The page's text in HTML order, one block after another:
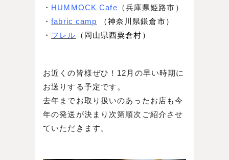
・ HUMMOCK Cafe （兵庫県姫路市）
・fabric camp
（神奈川県鎌倉市）
・ フレル （岡山県西粟倉村）
お近くの皆様ぜひ！12月の早い時期に
お送りする予定です。
去年までお取り扱いのあったお店も今
年の発送が決まり次第順次ご紹介させ
ていただきます。